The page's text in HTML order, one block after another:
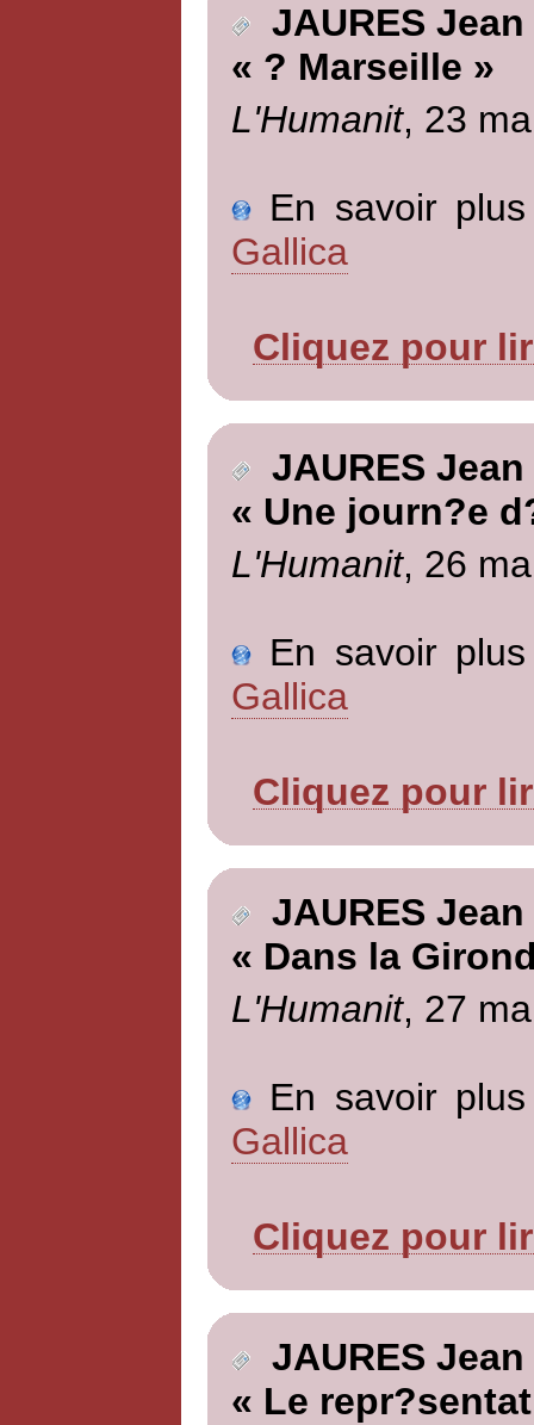
JAURES Jean
« ? Marseille »
L'Humanit, 23
En savoir
Gallica
Cliquez pour
JAURES Jean
« Une journ?e
L'Humanit, 26
En savoir
Gallica
Cliquez pour
JAURES Jean
« Dans la
L'Humanit, 27
En savoir
Gallica
Cliquez pour
JAURES Jean
« Le